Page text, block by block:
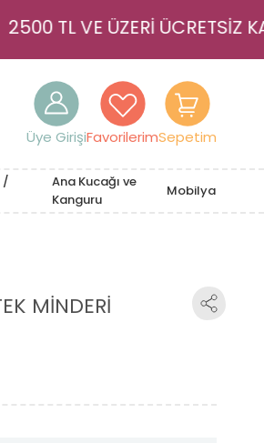
2500 TL VE ÜZERİ ÜCRETSİZ
Üye GirişiFavorilerimSepetim
/
Ana Kucağı ve
Kanguru
Mobilya
MİNDERİ